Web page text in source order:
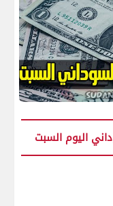
اليوم السبت